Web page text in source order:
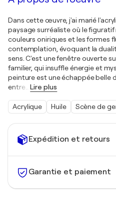
Expédition et retours
Garantie et paiement
Dans cette œuvre, j'ai marié
paysage surréaliste où le
couleurs oniriques et les formes
contemplation, évoquant la
sens. C'est une fenêtre ouverte
familier, qui insuffle énergie et
peinture est une échappée belle
entre
Lire plus
Acrylique Huile Scène de